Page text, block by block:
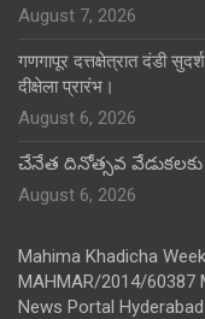
August 7, 2026
गणगापूर दत्तक्षेत्रात दंडी
दीक्षेला प्रारंभ।
August 6, 2026
చేనేత దినోత్సవ వేడుకలకు
August 6, 2026
Mahima Khadicha
MAHMAR/2014/60387
News Portal